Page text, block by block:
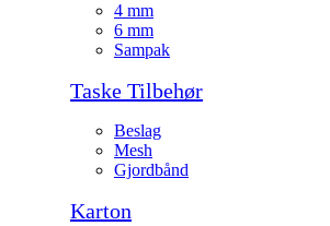
4 mm
6 mm
Sampak
Taske Tilbehør
Beslag
Mesh
Gjordbånd
Karton